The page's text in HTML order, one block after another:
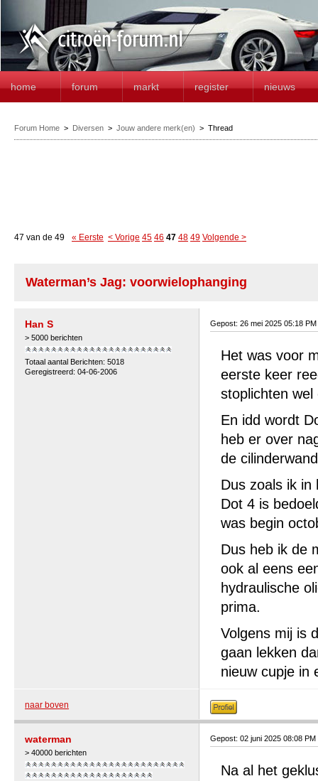
home forum markt register nieuws
Forum Home > Diversen > Jouw andere merk(en) > Thread
47 van de 49 « Eerste < Vorige 45 46 47 48 49 Volgende >
Waterman’s Jag: voorwielophanging
Han S
> 5000 berichten
Totaal aantal Berichten: 5018
Geregistreerd: 04-06-2006
Gepost: 26 mei 2025 05:18 PM
Het was voor
eerste keer
stoplichten wel
En idd wordt
heb er over
de
Dus zoals ik in
Dot 4 is
was begin
Dus heb ik de
ook al eens
hydraulische
prima.
Volgens mij is
gaan lekken
nieuw cupje in
naar boven
waterman
> 40000 berichten
Gepost: 02 juni 2025 08:08 PM
Na al het